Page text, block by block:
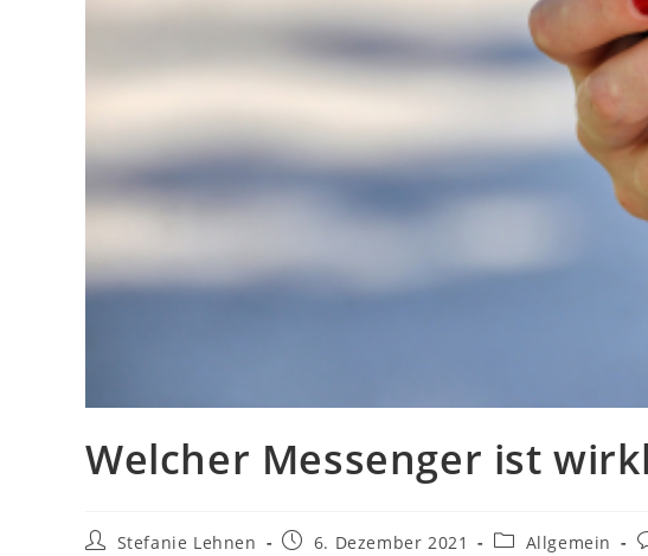
Welcher Messenger ist
Beitrags-
Stefanie Lehnen
Beitrag6. Dezember 2021
Beitrags-
Allgemein